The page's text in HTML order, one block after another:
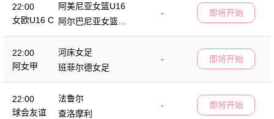
22:00
女欧U16 C
阿美尼亚女篮U16
-
阿尔巴尼亚女篮U1
6
即将开始
22:00
阿女甲
河床女足
-
班菲尔德女足
即将开始
22:00
球会友谊
法鲁尔
-
查洛摩利
即将开始